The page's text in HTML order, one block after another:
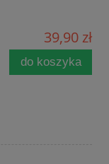
39,90 zł
do koszyka